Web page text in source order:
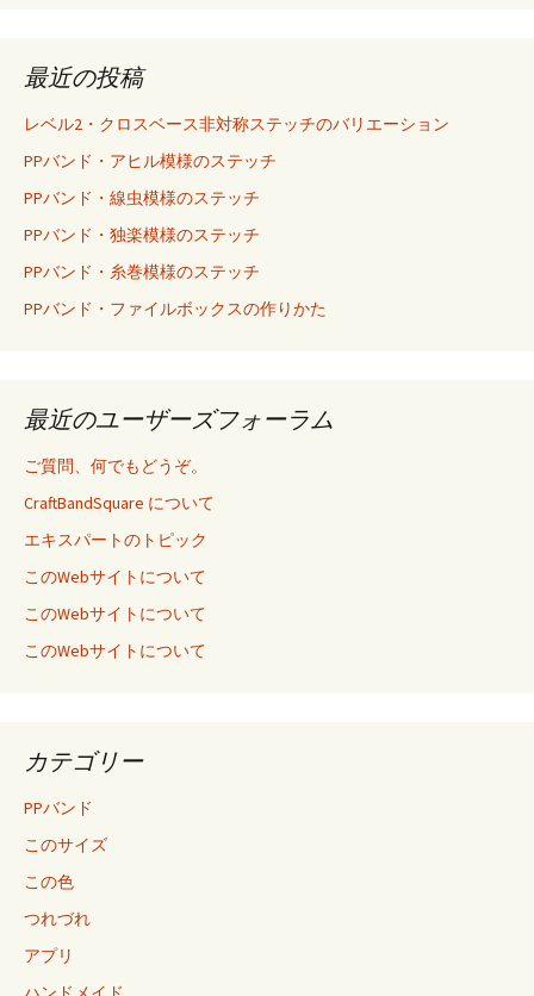
最近の投稿
レベル2・クロスベース非対称ステッチのバリエーション
PPバンド・アヒル模様のステッチ
PPバンド・線虫模様のステッチ
PPバンド・独楽模様のステッチ
PPバンド・糸巻模様のステッチ
PPバンド・ファイルボックスの作りかた
最近のユーザーズフォーラム
ご質問、何でもどうぞ。
CraftBandSquare について
エキスパートのトピック
このWebサイトについて
このWebサイトについて
このWebサイトについて
カテゴリー
PPバンド
このサイズ
この色
つれづれ
アプリ